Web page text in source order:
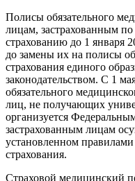
Полисы обязательного
лицам, застрахованным
страхованию до 1 января
до замены их на полисы
страхования единого
законодательством. С 1
обязательного
лиц, не получающих
организуется
застрахованным лицам
установленном
страхования.
Страховой медицинский